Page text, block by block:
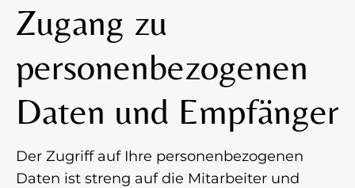
Zugang zu
personenbezogenen
Daten und Empfänger
Der Zugriff auf Ihre personenbezogenen
Daten ist streng auf die Mitarbeiter und